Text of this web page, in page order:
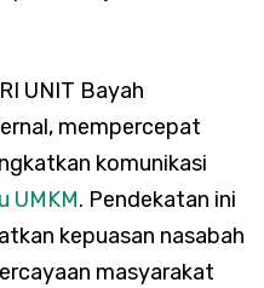
UNIT Bayah
mempercepat
komunikasi
UMKM. Pendekatan ini
kepuasan nasabah
masyarakat